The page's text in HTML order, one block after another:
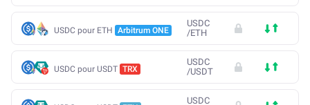
USDC pour ETH Arbitrum ONE
USDC
/ETH
USDC pour USDT TRX
USDC
/USDT
USDC